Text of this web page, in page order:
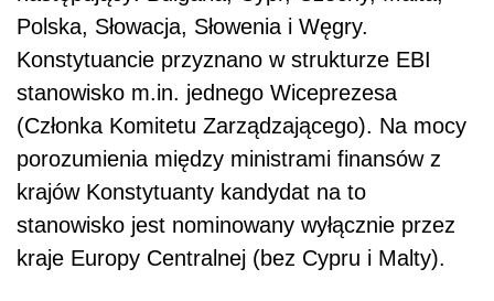
Polska, Słowacja, Słowenia i Węgry.
Konstytuancie przyznano w strukturze EBI
stanowisko m.in. jednego Wiceprezesa
(Członka Komitetu Zarządzającego). Na mocy
porozumienia między ministrami finansów z
krajów Konstytuanty kandydat na to
stanowisko jest nominowany wyłącznie przez
kraje Europy Centralnej (bez Cypru i Malty).